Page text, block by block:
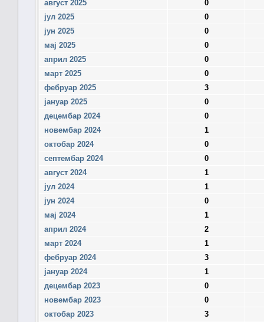
август 2025
0
јул 2025
0
јун 2025
0
мај 2025
0
април 2025
0
март 2025
0
фебруар 2025
3
јануар 2025
0
децембар 2024
0
новембар 2024
1
октобар 2024
0
септембар 2024
0
август 2024
1
јул 2024
1
јун 2024
0
мај 2024
1
април 2024
2
март 2024
1
фебруар 2024
3
јануар 2024
1
децембар 2023
0
новембар 2023
0
октобар 2023
3